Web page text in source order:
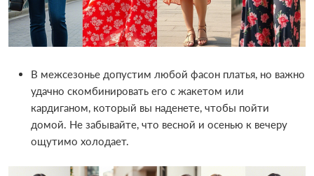
В межсезонье допустим любой фасон платья, но важно
удачно скомбинировать его с жакетом или
кардиганом, который вы наденете, чтобы пойти
домой. Не забывайте, что весной и осенью к вечеру
ощутимо холодает.